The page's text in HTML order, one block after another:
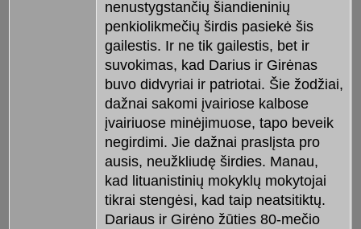
nenustygstančių šiandieninių
penkiolikmečių širdis pasiekė šis
gailestis. Ir ne tik gailestis, bet ir
suvokimas, kad Darius ir Girėnas
buvo didvyriai ir patriotai. Šie žodžiai,
dažnai sakomi įvairiose kalbose
įvairiuose minėjimuose, tapo beveik
negirdimi. Jie dažnai praslįsta pro
ausis, neužkliudę širdies. Manau,
kad lituanistinių mokyklų mokytojai
tikrai stengėsi, kad taip neatsitiktų.
Dariaus ir Girėno žūties 80-mečio